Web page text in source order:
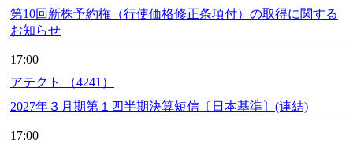
第10回新株予約権（行使価格修正条項付）の取得に関する
お知らせ
17:00
アテクト （4241）
2027年３月期第１四半期決算短信〔日本基準〕(連結)
17:00